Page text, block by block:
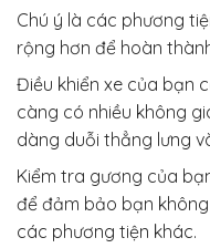
Chú ý là các phương
rộng hơn để hoàn
Điều khiển xe của bạn
càng có nhiều không
dàng duỗi thẳng lưng
Kiểm tra gương của
để đảm bảo bạn
các phương tiện khác.